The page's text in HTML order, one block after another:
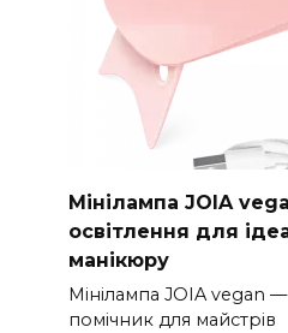
Мінілампа JOIA
освітлення для
манікюру
Мінілампа JOIA vegan
помічник для майстрів